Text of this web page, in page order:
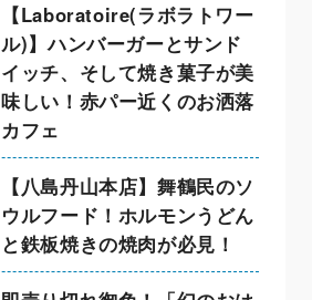
【Laboratoire(ラボラトワー
ル)】ハンバーガーとサンド
イッチ、そして焼き菓子が美
味しい！赤パー近くのお洒落
カフェ
【八島丹山本店】舞鶴民のソ
ウルフード！ホルモンうどん
と鉄板焼きの焼肉が必見！